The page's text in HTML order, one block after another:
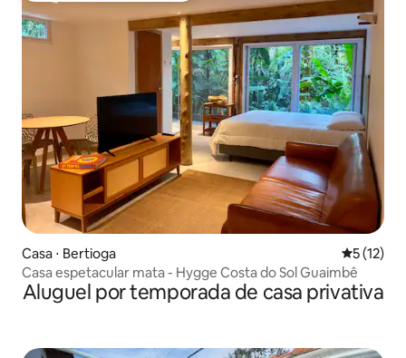
Casa ⋅ Bertioga 5 de uma
5 (12)
Casa espetacular mata - Hygge Costa do Sol Guaimbê
Aluguel por temporada de casa privativa